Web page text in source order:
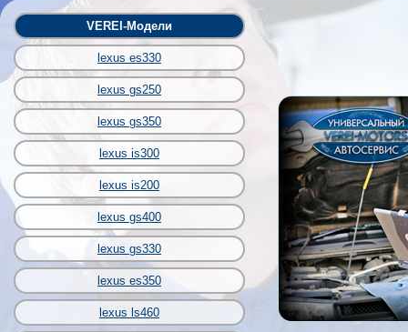
VEREI-Модели
lexus es330
lexus gs250
lexus gs350
lexus is300
lexus is200
lexus gs400
lexus gs330
lexus es350
lexus ls460